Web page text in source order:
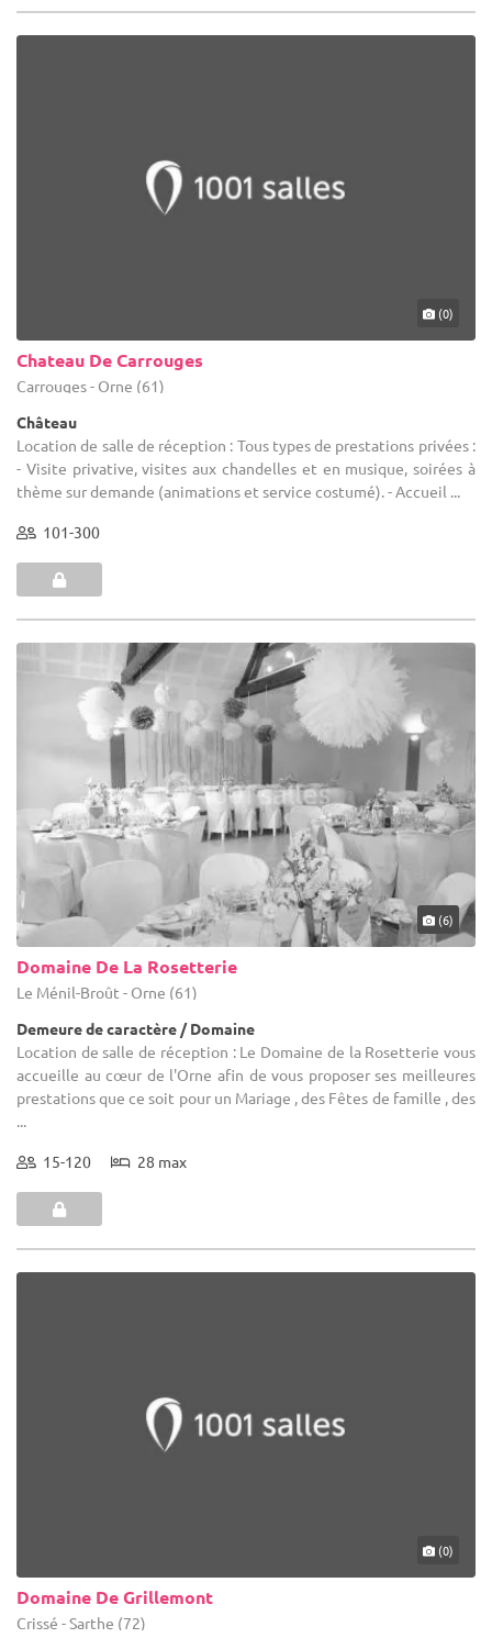
(0)
Chateau De Carrouges
Carrouges - Orne (61)
Château
Location de salle de réception : Tous types de prestations privées :
- Visite privative, visites aux chandelles et en musique, soirées à
thème sur demande (animations et service costumé). - Accueil ...
101-300
(6)
Domaine De La Rosetterie
Le Ménil-Broût - Orne (61)
Demeure de caractère / Domaine
Location de salle de réception : Le Domaine de la Rosetterie vous
accueille au cœur de l'Orne afin de vous proposer ses meilleures
prestations que ce soit pour un Mariage , des Fêtes de famille , des
...
15-120 28 max
(0)
Domaine De Grillemont
Crissé - Sarthe (72)